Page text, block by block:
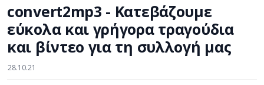
convert2mp3 - Κατεβάζουμε
εύκολα και γρήγορα τραγούδια
και βίντεο για τη συλλογή μας
28.10.21